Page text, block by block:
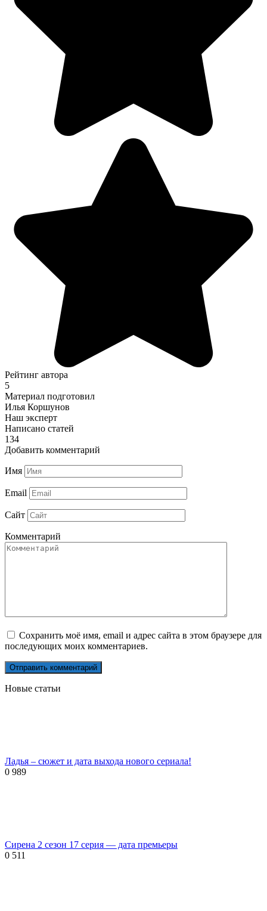
Рейтинг автора
5
Материал подготовил
Илья Коршунов
Наш эксперт
Написано статей
134
Добавить комментарий
Имя
Email
Сайт
Комментарий
Сохранить моё имя, email и адрес сайта в этом браузере для
последующих моих комментариев.
Новые статьи
Ладья – сюжет и дата выхода нового сериала!
0 989
Сирена 2 сезон 17 серия — дата премьеры
0 511